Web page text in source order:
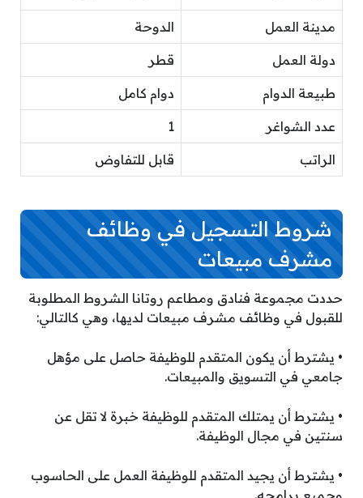
مدينة العمل الدوحة
دولة العمل قطر
طبيعة الدوام دوام كامل
عدد الشواغر 1
الراتب قابل للتفاوض
شروط التسجيل في وظائف
مشرف مبيعات
حددت مجموعة فنادق ومطاعم روتانا الشروط المطلوبة
للقبول في وظائف مشرف مبيعات لديها، وهي كالتالي:
• يشترط أن يكون المتقدم للوظيفة حاصل على مؤهل
جامعي في التسويق والمبيعات.
• يشترط أن يمتلك المتقدم للوظيفة خبرة لا تقل عن
سنتين في مجال الوظيفة.
• يشترط أن يجيد المتقدم للوظيفة العمل على الحاسوب